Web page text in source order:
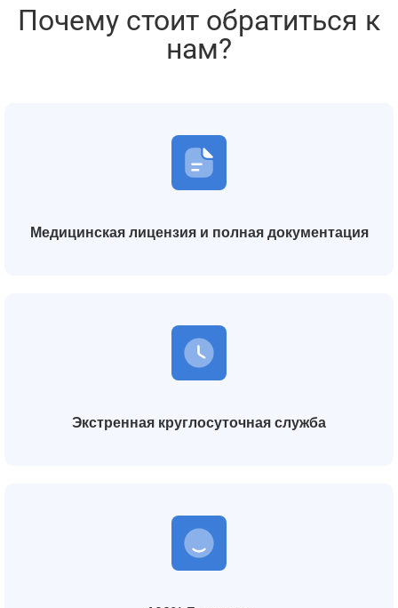
Почему стоит обратиться к
нам?
Медицинская лицензия и полная документация
Экстренная круглосуточная служба